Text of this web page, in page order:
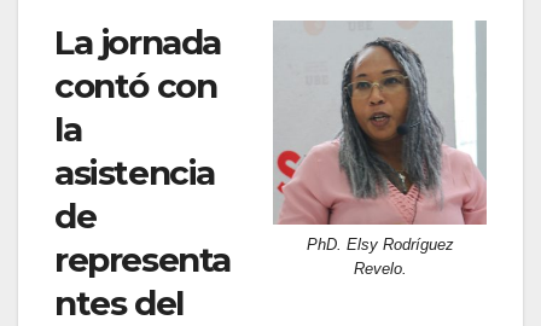
PhD. Elsy Rodríguez
Revelo.
La jornada
contó con
la
asistencia
de
representa
ntes del